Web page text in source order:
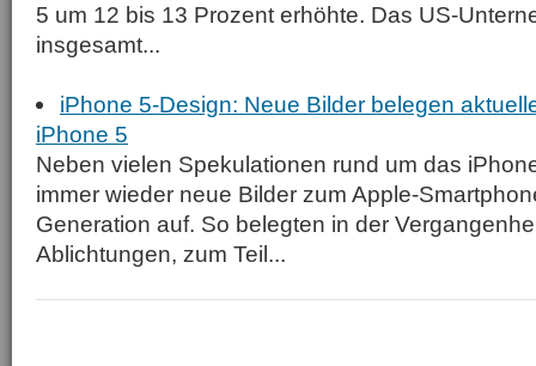
5 um 12 bis 13 Prozent erhöhte. Das US-
insgesamt...
iPhone 5-Design: Neue Bilder belegen
iPhone 5
Neben vielen Spekulationen rund um das
immer wieder neue Bilder zum Apple-
Generation auf. So belegten in der
Ablichtungen, zum Teil...